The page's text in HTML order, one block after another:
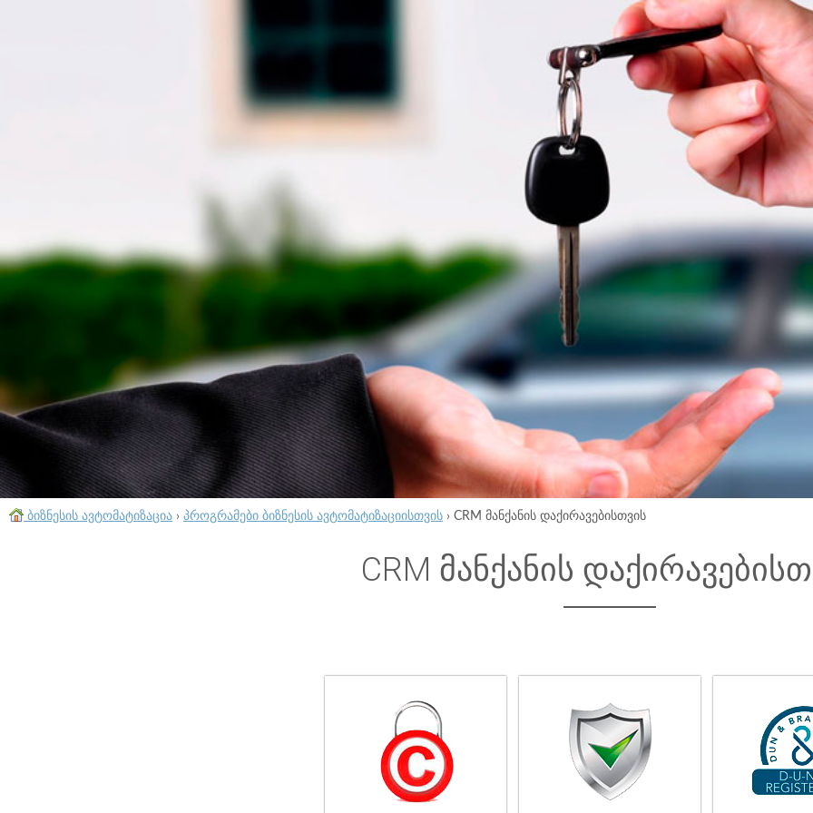
ბიზნესის ავტომატიზაცია › პროგრამები ბიზნესის ავტომატიზაციისთვის › CRM მანქანის დაქირავებისთვის
CRM მანქანის